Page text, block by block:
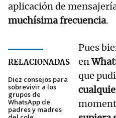
aplicación de
muchísima frecuencia.
RELACIONADAS
Diez consejos para
sobrevivir a los
grupos de
WhatsApp de
padres y madres
Pues
en
que